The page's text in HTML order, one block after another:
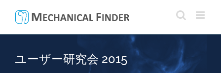
content
ユーザー研究会 2015